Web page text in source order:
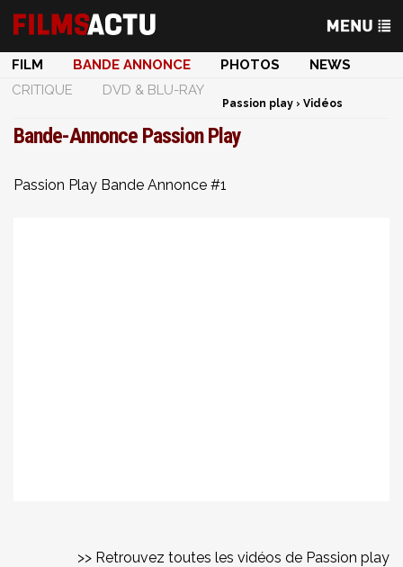
FILM BANDE ANNONCE PHOTOS
NEWS
CRITIQUE
DVD & BLU-RAY
Passion play › Vidéos
Bande-Annonce Passion Play
Passion Play Bande Annonce #1
>> Retrouvez toutes les vidéos de Passion play